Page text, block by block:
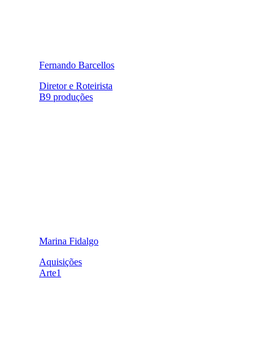
Fernando Barcellos
Diretor e Roteirista
B9 produções
Marina Fidalgo
Aquisições
Arte1